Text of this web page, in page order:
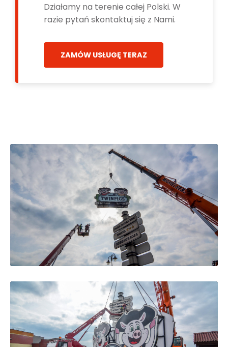
Działamy na terenie całej Polski. W
razie pytań skontaktuj się z Nami.
ZAMÓW USŁUGĘ TERAZ